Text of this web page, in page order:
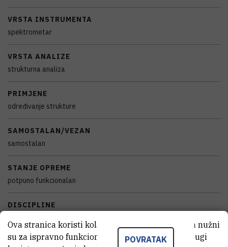
VRSTA INSTRUMENTA
spektrometar
VRSTA ANALIZE
strukturna analiza
PRIMJENE
određivanje strukture
SAMOSTALAN/VEZAN
samostalan
STANJE OPREME
potpuno funkcionalan
DISCIPLINE
GODINA PROIZVODNJE
POVRATAK
Ova stranica koristi kolačiće. Neki od tih kolačića nužni
su za ispravno funkcioniranje stranice, dok se drugi